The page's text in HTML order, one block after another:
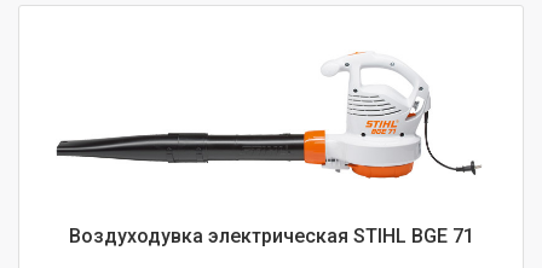
Воздуходувка электрическая STIHL BGE 71